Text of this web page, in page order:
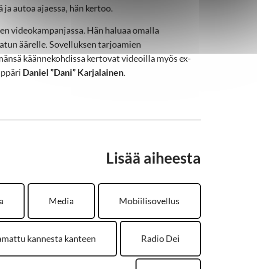
autoa ajaessa, hän kertoo.
videokampanjassa. Hän haluaa omalla
äärelle. Sovelluksen tarjoamien
käännekohdissa kertovat videoilla myös ex-
Daniel ”Dani” Karjalainen.
Lisää aiheesta
Media Mobiilisovellus
kannesta kanteen Radio Dei